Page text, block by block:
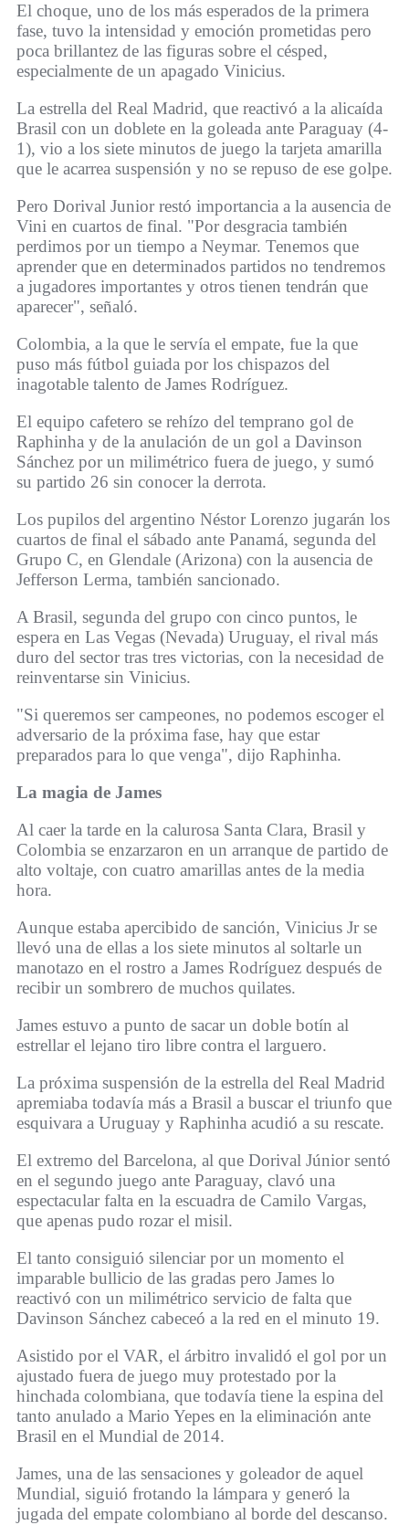
El choque, uno de los más esperados de la primera
fase, tuvo la intensidad y emoción prometidas pero
poca brillantez de las figuras sobre el césped,
especialmente de un apagado Vinicius.
La estrella del Real Madrid, que reactivó a la alicaída
Brasil con un doblete en la goleada ante Paraguay (4-
1), vio a los siete minutos de juego la tarjeta amarilla
que le acarrea suspensión y no se repuso de ese golpe.
Pero Dorival Junior restó importancia a la ausencia de
Vini en cuartos de final. "Por desgracia también
perdimos por un tiempo a Neymar. Tenemos que
aprender que en determinados partidos no tendremos
a jugadores importantes y otros tienen tendrán que
aparecer", señaló.
Colombia, a la que le servía el empate, fue la que
puso más fútbol guiada por los chispazos del
inagotable talento de James Rodríguez.
El equipo cafetero se rehízo del temprano gol de
Raphinha y de la anulación de un gol a Davinson
Sánchez por un milimétrico fuera de juego, y sumó
su partido 26 sin conocer la derrota.
Los pupilos del argentino Néstor Lorenzo jugarán los
cuartos de final el sábado ante Panamá, segunda del
Grupo C, en Glendale (Arizona) con la ausencia de
Jefferson Lerma, también sancionado.
A Brasil, segunda del grupo con cinco puntos, le
espera en Las Vegas (Nevada) Uruguay, el rival más
duro del sector tras tres victorias, con la necesidad de
reinventarse sin Vinicius.
"Si queremos ser campeones, no podemos escoger el
adversario de la próxima fase, hay que estar
preparados para lo que venga", dijo Raphinha.
La magia de James
Al caer la tarde en la calurosa Santa Clara, Brasil y
Colombia se enzarzaron en un arranque de partido de
alto voltaje, con cuatro amarillas antes de la media
hora.
Aunque estaba apercibido de sanción, Vinicius Jr se
llevó una de ellas a los siete minutos al soltarle un
manotazo en el rostro a James Rodríguez después de
recibir un sombrero de muchos quilates.
James estuvo a punto de sacar un doble botín al
estrellar el lejano tiro libre contra el larguero.
La próxima suspensión de la estrella del Real Madrid
apremiaba todavía más a Brasil a buscar el triunfo que
esquivara a Uruguay y Raphinha acudió a su rescate.
El extremo del Barcelona, al que Dorival Júnior sentó
en el segundo juego ante Paraguay, clavó una
espectacular falta en la escuadra de Camilo Vargas,
que apenas pudo rozar el misil.
El tanto consiguió silenciar por un momento el
imparable bullicio de las gradas pero James lo
reactivó con un milimétrico servicio de falta que
Davinson Sánchez cabeceó a la red en el minuto 19.
Asistido por el VAR, el árbitro invalidó el gol por un
ajustado fuera de juego muy protestado por la
hinchada colombiana, que todavía tiene la espina del
tanto anulado a Mario Yepes en la eliminación ante
Brasil en el Mundial de 2014.
James, una de las sensaciones y goleador de aquel
Mundial, siguió frotando la lámpara y generó la
jugada del empate colombiano al borde del descanso.